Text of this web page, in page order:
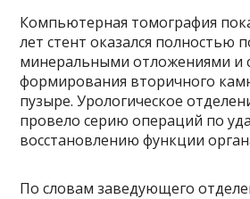
Компьютерная томография
лет стент оказался полностью
минеральными отложениями и
формирования вторичного
пузыре. Урологическое
провело серию операций по
восстановлению функции
По словам заведующего